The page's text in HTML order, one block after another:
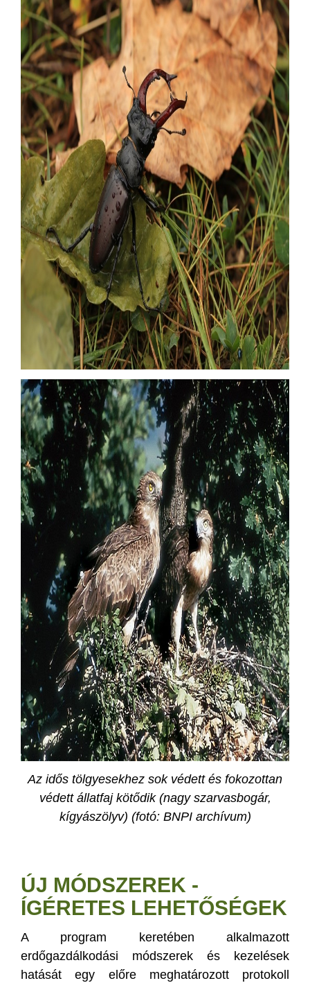
Az idős tölgyesekhez sok védett és fokozottan
védett állatfaj kötődik (nagy szarvasbogár,
kígyászölyv) (fotó: BNPI archívum)
ÚJ MÓDSZEREK -
ÍGÉRETES LEHETŐSÉGEK
A program keretében alkalmazott
erdőgazdálkodási módszerek és kezelések
hatását egy előre meghatározott protokoll